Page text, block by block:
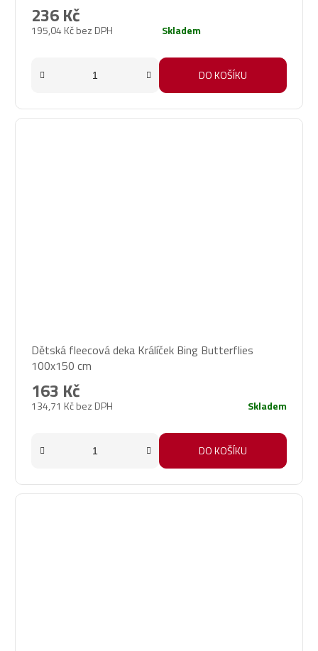
195,04 Kč bez DPH
236 Kč
Skladem
DO KOŠÍKU
Dětská fleecová deka Králíček Bing Butterflies
100x150 cm
134,71 Kč bez DPH
163 Kč
Skladem
DO KOŠÍKU